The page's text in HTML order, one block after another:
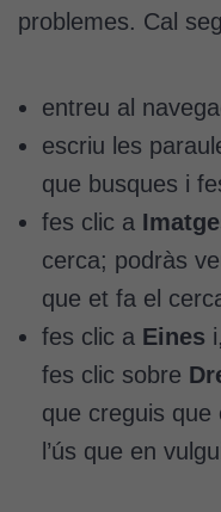
problemes. Cal
entreu al
escriu les
que busques i
fes clic a
cerca; podràs
que et fa el
fes clic a Eines
fes clic sobre
que creguis
l’ús que en